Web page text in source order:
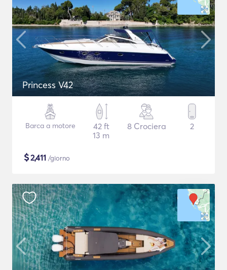
Princess V42
Barca a motore
42 ft
13 m
8 Crociera 2
$2,411 /giorno